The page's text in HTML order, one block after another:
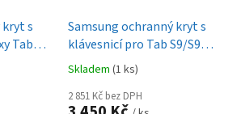
s
Tab
Samsung ochranný kryt s
klávesnicí pro Tab S9/S9
FE/S10 FE/S10 Lite - bílý
Skladem (1 ks)
2 851 Kč bez DPH